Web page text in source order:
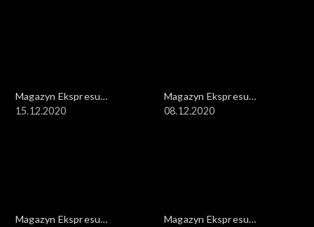
Magazyn Ekspresu
Reporterów
15.12.2020
Magazyn Ekspresu
Reporterów
08.12.2020
Magazyn Ekspresu
Magazyn Ekspresu